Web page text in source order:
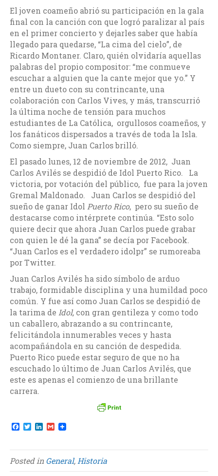
El joven coameño abrió su participación en la gala
final con la canción con que logró paralizar al país
en el primer concierto y dejarles saber que había
llegado para quedarse, “La cima del cielo”, de
Ricardo Montaner. Claro, quién olvidaría aquellas
palabras del propio compositor: “me conmueve
escuchar a alguien que la cante mejor que yo.” Y
entre un dueto con su contrincante, una
colaboración con Carlos Vives, y más, transcurrió
la última noche de tensión para muchos
estudiantes de La Católica, orgullosos coameños, y
los fanáticos dispersados a través de toda la Isla.
Como siempre, Juan Carlos brilló.
El pasado lunes, 12 de noviembre de 2012, Juan
Carlos Avilés se despidió de Idol Puerto Rico. La
victoria, por votación del público, fue para la joven
Gremal Maldonado. Juan Carlos se despidió del
sueño de ganar Idol Puerto Rico, pero su sueño de
destacarse como intérprete continúa. “Esto solo
quiere decir que ahora Juan Carlos puede grabar
con quien le dé la gana” se decía por Facebook.
“Juan Carlos es el verdadero idolpr” se rumoreaba
por Twitter.
Juan Carlos Avilés ha sido símbolo de arduo
trabajo, formidable disciplina y una humildad poco
común. Y fue así como Juan Carlos se despidió de
la tarima de Idol, con gran gentileza y como todo
un caballero, abrazando a su contrincante,
felicitándola innumerables veces y hasta
acompañándola en su canción de despedida.
Puerto Rico puede estar seguro de que no ha
escuchado lo último de Juan Carlos Avilés, que
este es apenas el comienzo de una brillante
carrera.
F
e
b
o
o
T
t
t
e
r
L
k
e
d
I
G
i
l
Posted inGeneral, Historia